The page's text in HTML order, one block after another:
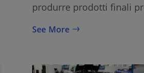
produrre prodotti finali
See More